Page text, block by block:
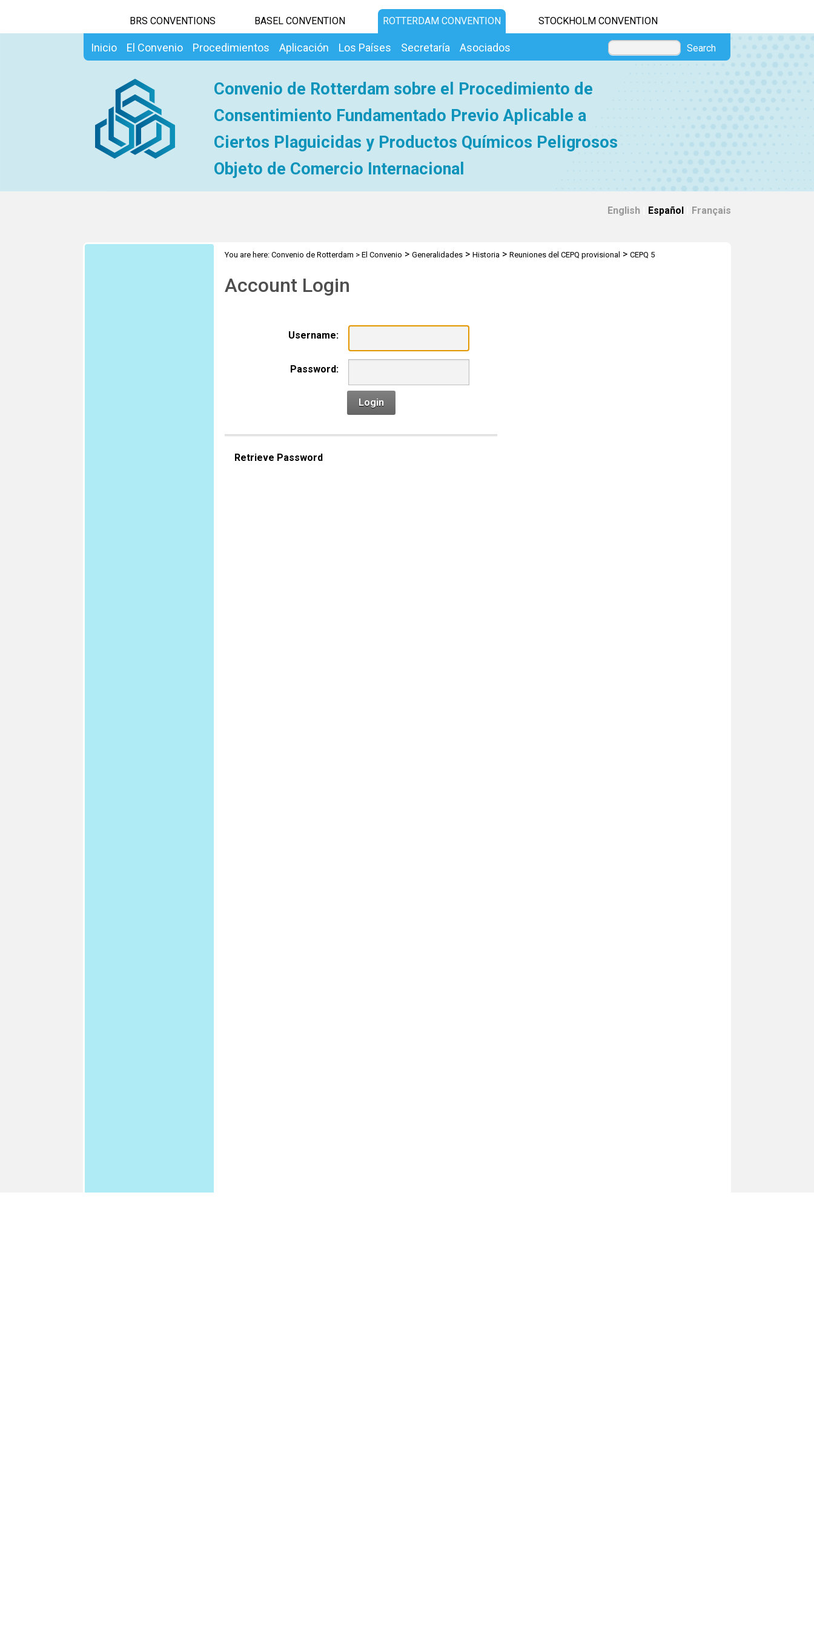
BRS CONVENTIONS BASEL CONVENTION ROTTERDAM CONVENTION STOCKHOLM CONVENTION
Inicio El Convenio Procedimientos Aplicación Los Países Secretaría Asociados Search
Convenio de Rotterdam sobre el Procedimiento de
Consentimiento Fundamentado Previo Aplicable a
Ciertos Plaguicidas y Productos Químicos Peligrosos
Objeto de Comercio Internacional
English Español Français
You are here: Convenio de Rotterdam > El Convenio > Generalidades> Historia> Reuniones del CEPQ provisional > CEPQ 5
Account Login
Username:
Password:
Login
Retrieve Password